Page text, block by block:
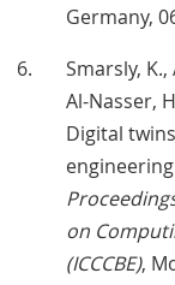
Germany,
Smarsly, K.,
Al-Nasser,
Digital
on
(ICCCBE),